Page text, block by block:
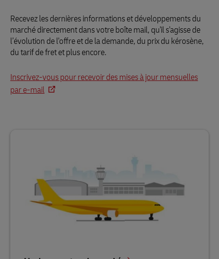
Recevez les dernières informations et développements du
marché directement dans votre boîte mail, qu'il s'agisse de
l’évolution de l'offre et de la demande, du prix du kérosène,
du tarif de fret et plus encore.
Inscrivez-vous pour recevoir des mises à jour mensuelles
par e-mail